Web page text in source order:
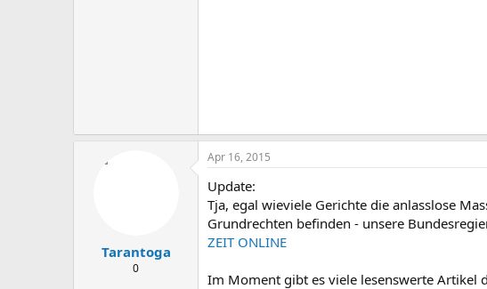
Tarantoga
0
Apr 16, 2015
Update:
Tja, egal wieviele Gerichte die anlasslose
Grundrechten befinden - unsere
ZEIT ONLINE
Im Moment gibt es viele lesenswerte Artikel